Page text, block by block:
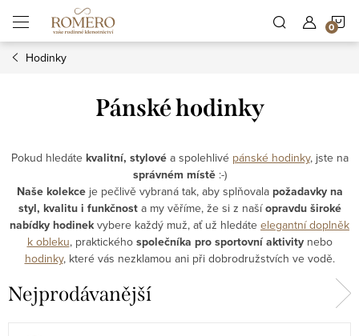
obsah
Hodinky
Pánské hodinky
Pokud hledáte kvalitní, stylovéa spolehlivé pánské hodinky, jste na
správném místě:-)
Naše kolekceje pečlivě vybraná tak, aby splňovala požadavky na
styl, kvalitu i funkčnost a my věříme, že si z našíopravdu široké
nabídky hodinekvybere každý muž, ať už hledáte elegantní doplněk
k obleku, praktického společníka pro sportovní aktivitynebo
hodinky, které vás nezklamou ani při dobrodružstvích ve vodě.
Nejprodávanější